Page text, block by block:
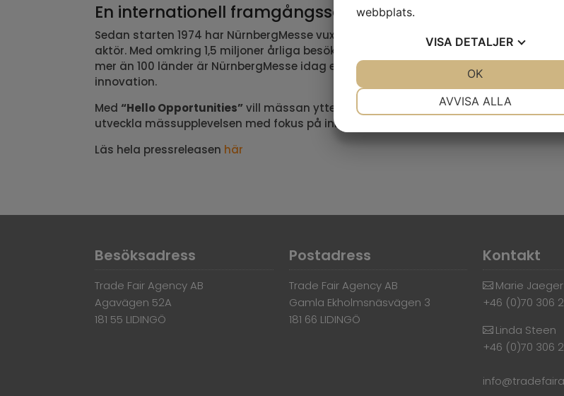
En internationell framgångssaga
Sedan starten 1974 har NürnbergMesse vuxit från ett lokalt mässbolag till en global
aktör. Med omkring 1,5 miljoner årliga besökare, över 120 evenemang och verksamhet i
mer än 100 länder är NürnbergMesse idag en självklar mötesplats för affärer och
innovation.
Med “Hello Opportunities”vill mässan ytterligare stärka sin position – och fortsätta
utveckla mässupplevelsen med fokus på innovation, hållbarhet och globalt
Läs hela pressreleasen här
Besöksadress
Trade Fair Agency AB
Agavägen 52A
181 55 LIDINGÖ
Postadress
Trade Fair Agency AB
Gamla Ekholmsnäsvägen 3
181 66 LIDINGÖ
Kontakt
Marie Jaeger
+46 (0)70 306
Linda Steen
+46 (0)70 306
webbplats.
VISA DETALJER
AVVISA ALLA
OK